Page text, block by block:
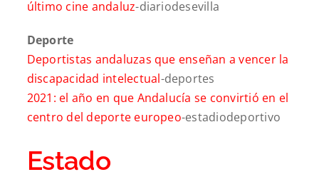
último cine andaluz-diariodesevilla
Deporte
Deportistas andaluzas que enseñan a vencer la
discapacidad intelectual-deportes
2021: el año en que Andalucía se convirtió en el
centro del deporte europeo-estadiodeportivo
Estado